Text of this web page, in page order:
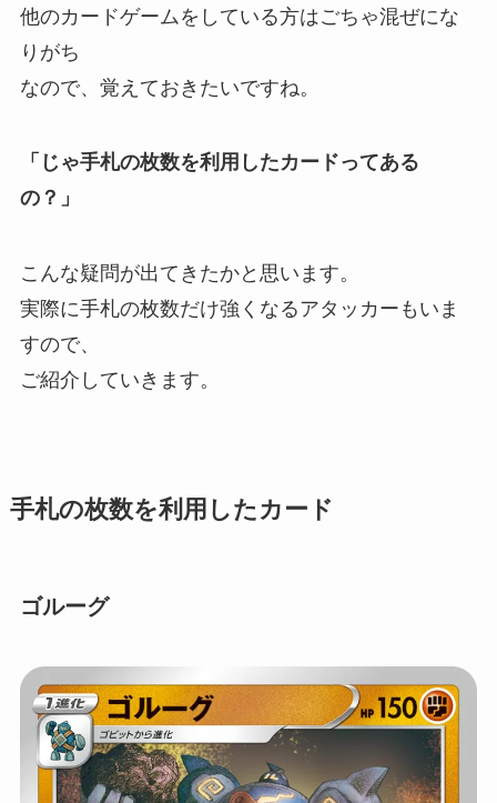
他のカードゲームをしている方はごちゃ混ぜにな
りがち
なので、覚えておきたいですね。
「じゃ手札の枚数を利用したカードってある
の？」
こんな疑問が出てきたかと思います。
実際に手札の枚数だけ強くなるアタッカーもいま
すので、
ご紹介していきます。
手札の枚数を利用したカード
ゴルーグ